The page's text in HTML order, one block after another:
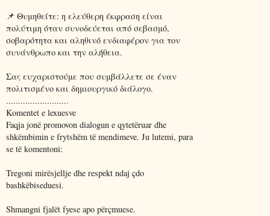
📌 Θυμηθείτε: η ελεύθερη έκφραση είναι
πολύτιμη όταν συνοδεύεται από σεβασμό,
σοβαρότητα και αληθινό ενδιαφέρον για τον
συνάνθρωπο και την αλήθεια.
Σας ευχαριστούμε που συμβάλλετε σε έναν
πολιτισμένο και δημιουργικό διάλογο.
..........................
Komentet e lexuesve
Faqja jonë promovon dialogun e qytetëruar dhe
shkëmbimin e frytshëm të mendimeve. Ju lutemi, para
se të komentoni:
Tregoni mirësjellje dhe respekt ndaj çdo
bashkëbiseduesi.
Shmangni fjalët fyese apo përçmuese.